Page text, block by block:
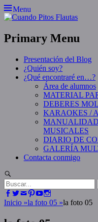
Skip
to
Menu
Primary Menu
Presentación del Blog
¿Quién soy?
¿Qué encontraré en…?
Área de alumnos
MATERIAL
DEBERES
KARAOKES /
MUSICALES
DIARIO DE
GALERÍA
Contacta conmigo
Search
for:Facebook
Twitter
EmailPinterest
YouTube
Inicio »la foto 05 »la foto 05